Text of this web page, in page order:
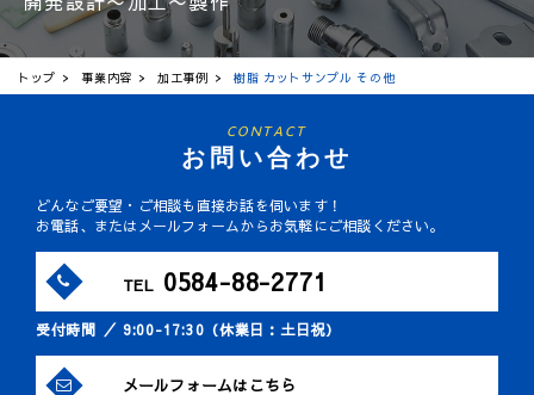
トップ 事業内容 加工事例 樹脂 カットサンプル その他
CONTACT
お問い合わせ
どんなご要望・ご相談も直接お話を伺います！
お電話、またはメールフォームからお気軽にご相談ください。
TEL 0584-88-2771
受付時間 ／ 9:00-17:30（休業日：土日祝）
メールフォームはこちら